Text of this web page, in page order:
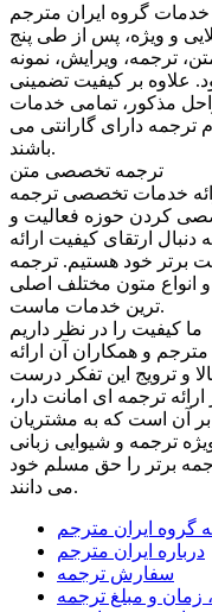
خدمات گروه ایران مترجم
و ویژه، پس از طی پنج
ترجمه، ویرایش، نمونه
علاوه بر کیفیت تضمینی
مذکور، تمامی خدمات
از اتمام ترجمه دارای گارانتی می
باشند.
ترجمه تخصصی متن
خدمات تخصصی ترجمه
کردن حوزه فعالیت و
ارتقای کیفیت ارائه
برتر خود هستیم. ترجمه
انواع متون مختلف اصلی
ترین خدمات ماست.
ما کیفیت را در نظر داریم
و همکاران آن ارائه
و ترویج این تفکر درست
ترجمه ای امانت دار،
آن است که به مشتریان
ترجمه و شیوایی زبانی
برتر را حق مسلم خود
می دانند.
گروه ایران مترجم
درباره ایران مترجم
سفارش ترجمه
زمان و مبلغ ترجمه